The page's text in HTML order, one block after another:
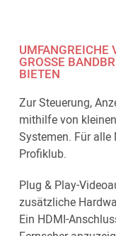
UMFANGREICHE
GROSSE
IETEN
Zur Steuerung,
mithilfe von
Systemen. Für
Profiklub.
Plug & Play-
zusätzliche
Ein HDMI-